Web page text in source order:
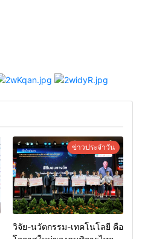
ข่าวประจำวัน
วิจัย-นวัตกรรม-เทคโนโลยี คือ